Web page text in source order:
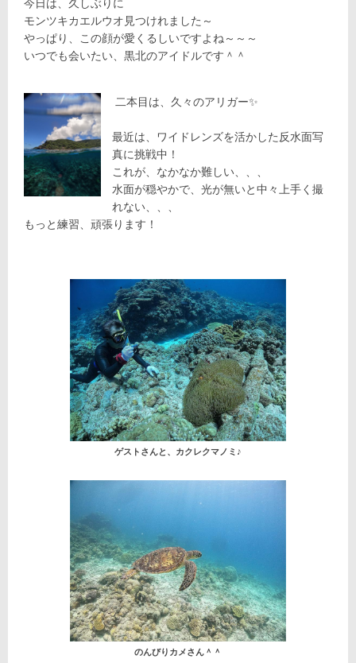
今日は、久しぶりに
モンツキカエルウオ見つけれました～
やっぱり、この顔が愛くるしいですよね～～～
いつでも会いたい、黒北のアイドルです＾＾
二本目は、久々のアリガー✨
最近は、ワイドレンズを活かした反水面写
真に挑戦中！
これが、なかなか難しい、、、
水面が穏やかで、光が無いと中々上手く撮
れない、、、
もっと練習、頑張ります！
ゲストさんと、カクレクマノミ♪
のんびりカメさん＾＾